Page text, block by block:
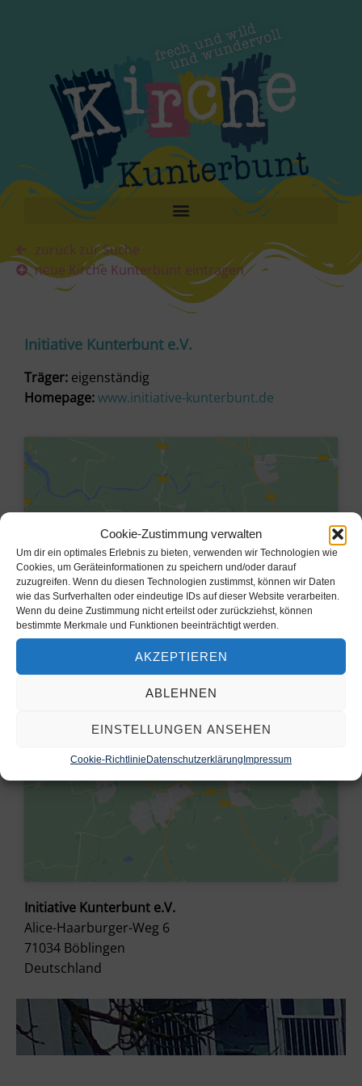
Cookie-Zustimmung verwalten
Um dir ein optimales Erlebnis zu bieten, verwenden wir Technologien wie
Cookies, um Geräteinformationen zu speichern und/oder darauf
zuzugreifen. Wenn du diesen Technologien zustimmst, können wir Daten
wie das Surfverhalten oder eindeutige IDs auf dieser Website verarbeiten.
Wenn du deine Zustimmung nicht erteilst oder zurückziehst, können
bestimmte Merkmale und Funktionen beeinträchtigt werden.
AKZEPTIEREN
ABLEHNEN
EINSTELLUNGEN ANSEHEN
Cookie-Richtlinie Datenschutzerklärung Impressum
zurück zur Suche
neue Kirche Kunterbunt eintragen
Initiative Kunterbunt e.V.
Träger: eigenständig
Homepage:www.initiative-kunterbunt.de
Klicke hier, um Marketing-Cookies
zu akzeptieren und diesen Inhalt zu
aktivieren
Initiative Kunterbunt e.V.
Alice-Haarburger-Weg 6
71034 Böblingen
Deutschland